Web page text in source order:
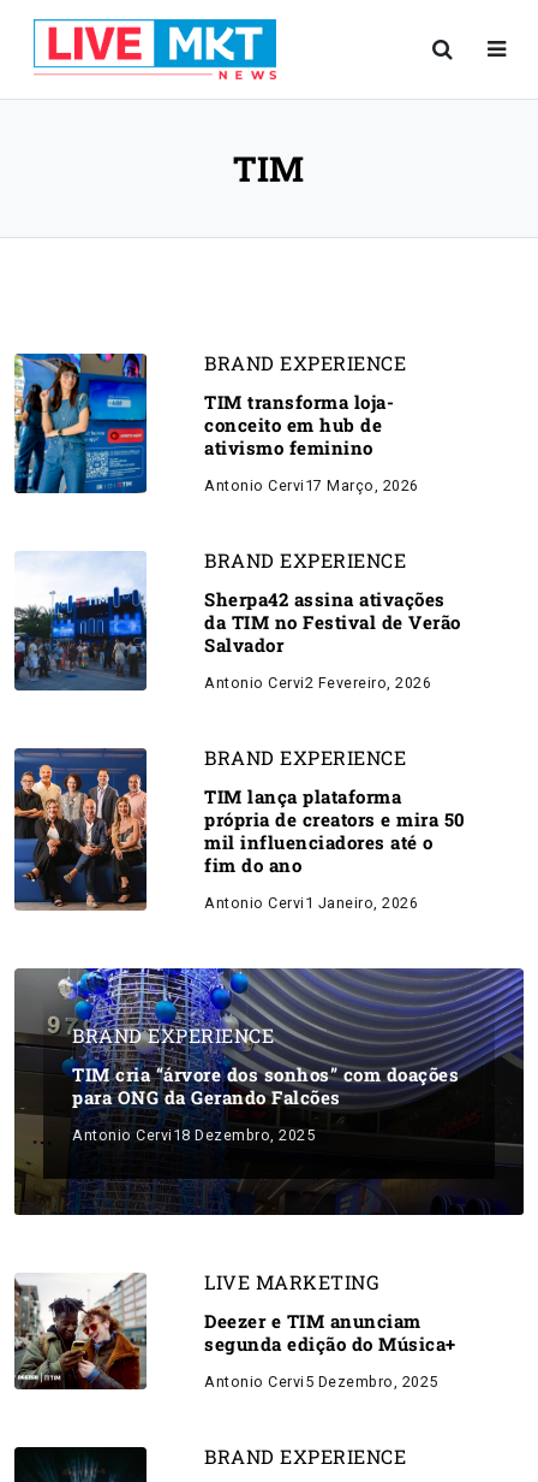
TIM
BRAND EXPERIENCE
TIM transforma loja-
conceito em hub de
ativismo feminino
Antonio Cervi 17 Março, 2026
BRAND EXPERIENCE
Sherpa42 assina ativações
da TIM no Festival de Verão
Salvador
Antonio Cervi2 Fevereiro, 2026
BRAND EXPERIENCE
TIM lança plataforma
própria de creators e mira 50
mil influenciadores até o
fim do ano
Antonio Cervi 1 Janeiro, 2026
BRAND EXPERIENCE
TIM cria “árvore dos sonhos” com doações
para ONG da Gerando Falcões
Antonio Cervi18 Dezembro, 2025
LIVE MARKETING
Deezer e TIM anunciam
segunda edição do Música+
Antonio Cervi 5 Dezembro, 2025
BRAND EXPERIENCE